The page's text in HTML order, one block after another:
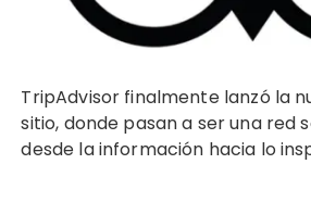
TripAdvisor finalmente lanzó la nueva versión de su
sitio, donde pasan a ser una red
desde la información hacia lo